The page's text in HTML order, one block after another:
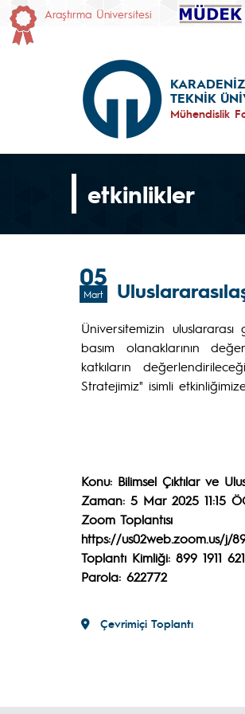
Araştırma Üniversitesi
KARADENİZ
TEKNİK
Mühendislik
etkinlikler
05
Mart
Üniversitemizin uluslararası
basım olanaklarının
katkıların
Stratejimiz" isimli
Konu: Bilimsel Çıktılar ve
Zaman: 5 Mar 2025 11:15
Zoom Toplantısı
https://us02web.zoom.us/j/
Toplantı Kimliği: 899 1911
Parola: 622772
Çevrimiçi Toplantı